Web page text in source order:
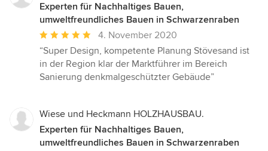
Experten für Nachhaltiges Bauen,
umweltfreundliches Bauen in Schwarzenraben
Durchschnittliche
Bewertung:
5
von
4. November 2020
“Super Design, kompetente Planung Stövesand ist
in der Region klar der Marktführer im Bereich
Sanierung denkmalgeschützter Gebäude”
Wiese und Heckmann HOLZHAUSBAU.
Experten für Nachhaltiges Bauen,
umweltfreundliches Bauen in Schwarzenraben